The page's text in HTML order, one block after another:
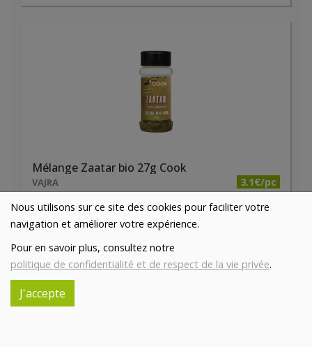
Nous utilisons sur ce site des cookies pour faciliter votre
navigation et améliorer votre expérience.
Pour en savoir plus, consultez notre
politique de confidentialité et de respect de la vie privée.
J'accepte
Mélange Zaatar bio 27g Cook
VAJRA 3.1€/pc
- 1 pc +
3.1€
Réception souhaitée le